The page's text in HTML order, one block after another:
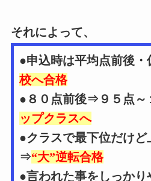
それによって、
●申込時は平均点前後
校へ合格
●８０点前後⇒９５点～
ップクラスへ
●クラスで最下位だけど
⇒“大”逆転合格
●言われた事をしっか